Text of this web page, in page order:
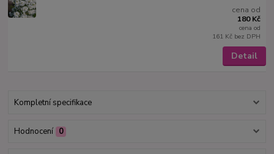
cena od
180 Kč
cena od
161 Kč bez DPH
Detail
Kompletní specifikace
Hodnocení 0